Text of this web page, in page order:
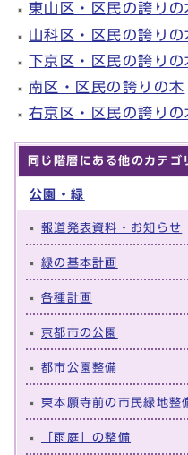
東山区・区民の誇りの
山科区・区民の誇りの
下京区・区民の誇りの
南区・区民の誇りの木
右京区・区民の誇りの
同じ階層にある他のカテゴ
公園・緑
報道発表資料・お知らせ
緑の基本計画
各種計画
京都市の公園
都市公園整備
東本願寺前の市民緑地整
「雨庭」の整備